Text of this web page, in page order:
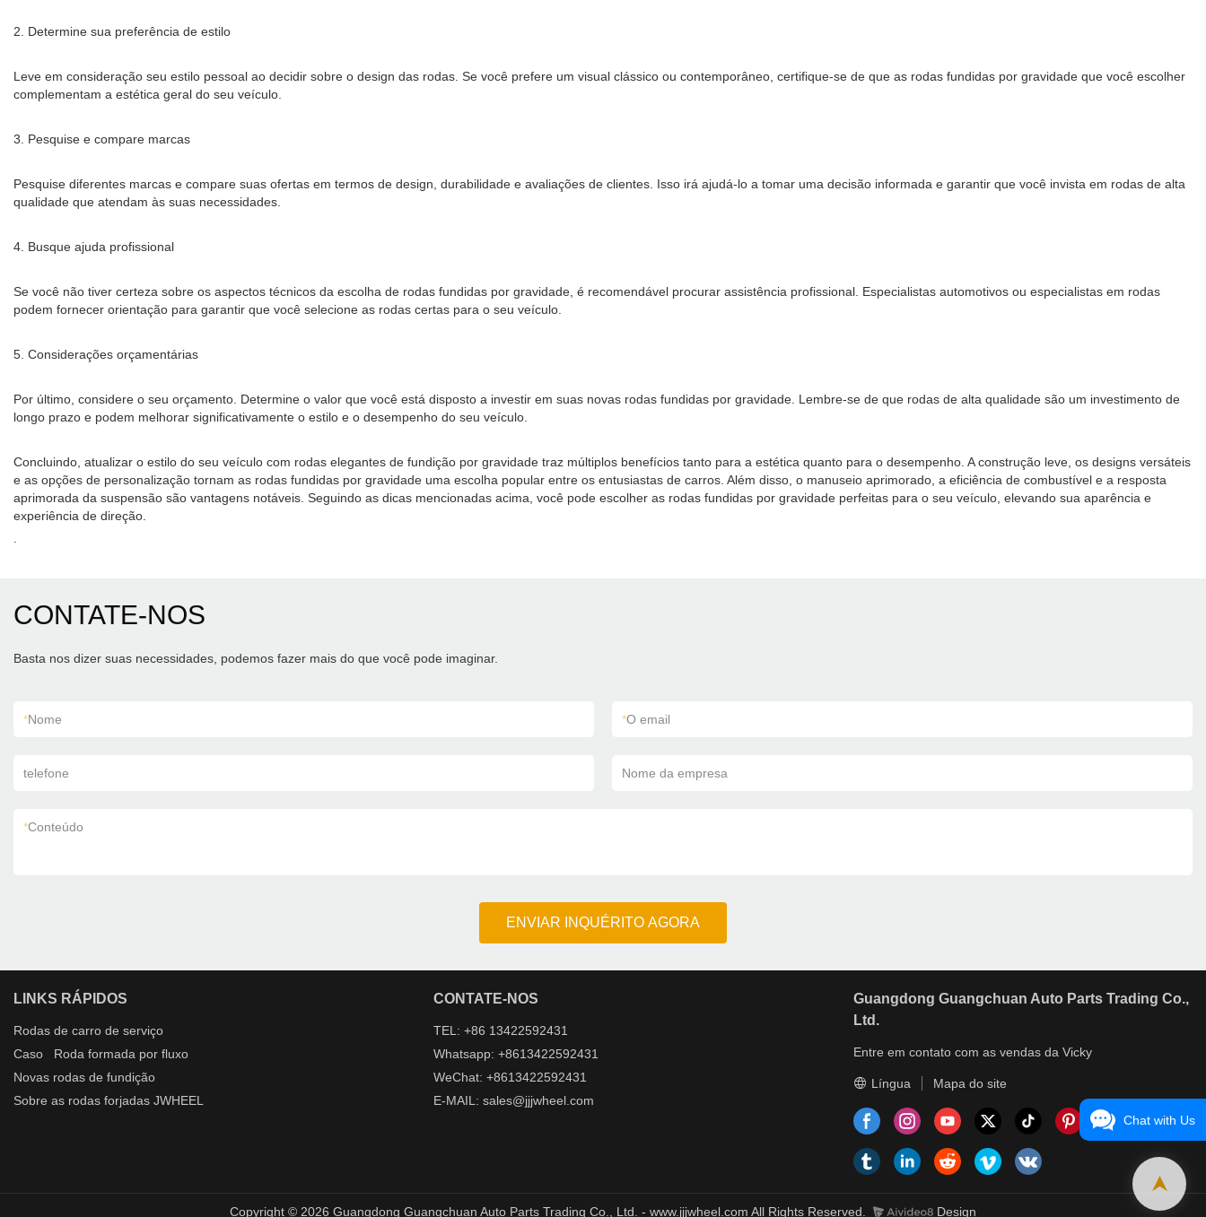
2. Determine sua preferência de estilo
Leve em consideração seu estilo pessoal ao decidir sobre o design das rodas. Se você prefere um visual clássico ou contemporâneo, certifique-se de que as rodas fundidas por gravidade que você escolher
complementam a estética geral do seu veículo.
3. Pesquise e compare marcas
Pesquise diferentes marcas e compare suas ofertas em termos de design, durabilidade e avaliações de clientes. Isso irá ajudá-lo a tomar uma decisão informada e garantir que você invista em rodas de alta
qualidade que atendam às suas necessidades.
4. Busque ajuda profissional
Se você não tiver certeza sobre os aspectos técnicos da escolha de rodas fundidas por gravidade, é recomendável procurar assistência profissional. Especialistas automotivos ou especialistas em rodas
podem fornecer orientação para garantir que você selecione as rodas certas para o seu veículo.
5. Considerações orçamentárias
Por último, considere o seu orçamento. Determine o valor que você está disposto a investir em suas novas rodas fundidas por gravidade. Lembre-se de que rodas de alta qualidade são um investimento de
longo prazo e podem melhorar significativamente o estilo e o desempenho do seu veículo.
Concluindo, atualizar o estilo do seu veículo com rodas elegantes de fundição por gravidade traz múltiplos benefícios tanto para a estética quanto para o desempenho. A construção leve, os designs versáteis
e as opções de personalização tornam as rodas fundidas por gravidade uma escolha popular entre os entusiastas de carros. Além disso, o manuseio aprimorado, a eficiência de combustível e a resposta
aprimorada da suspensão são vantagens notáveis. Seguindo as dicas mencionadas acima, você pode escolher as rodas fundidas por gravidade perfeitas para o seu veículo, elevando sua aparência e
experiência de direção.
CONTATE-NOS
Basta nos dizer suas necessidades, podemos fazer mais do que você pode imaginar.
*Nome *O email
telefone Nome da empresa
*Conteúdo
ENVIAR INQUÉRITO AGORA
LINKS RÁPIDOS
Rodas de carro de serviço
Caso
Roda formada por fluxo
Novas rodas de fundição
Sobre as rodas forjadas JWHEEL
CONTATE-NOS
TEL: +86 13422592431
Whatsapp: +8613422592431
WeChat: +8613422592431
E-MAIL: sales@jjjwheel.com
Guangdong Guangchuan Auto Parts Trading Co.,
Ltd.
Entre em contato com as vendas da Vicky
Língua Mapa do site
Copyright © 2026 Guangdong Guangchuan Auto Parts Trading Co., Ltd. - www.jjjwheel.com All Rights Reserved. Design
Chat with Us